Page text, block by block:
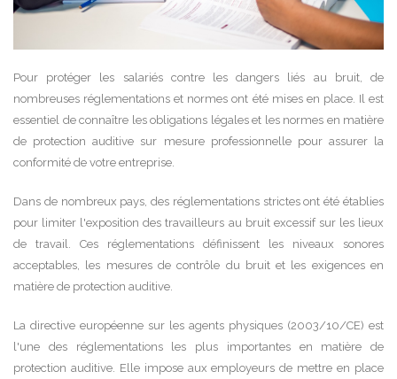
Pour protéger les salariés contre les dangers liés au bruit, de
nombreuses réglementations et normes ont été mises en place. Il est
essentiel de connaître les obligations légales et les normes en matière
de protection auditive sur mesure professionnelle pour assurer la
conformité de votre entreprise.
Dans de nombreux pays, des réglementations strictes ont été établies
pour limiter l'exposition des travailleurs au bruit excessif sur les lieux
de travail. Ces réglementations définissent les niveaux sonores
acceptables, les mesures de contrôle du bruit et les exigences en
matière de protection auditive.
La directive européenne sur les agents physiques (2003/10/CE) est
l'une des réglementations les plus importantes en matière de
protection auditive. Elle impose aux employeurs de mettre en place